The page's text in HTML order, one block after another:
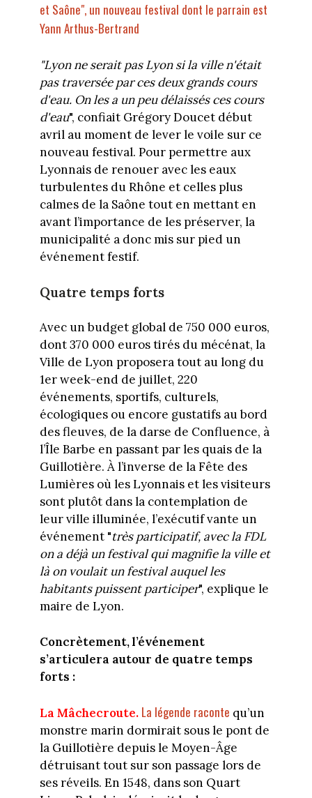
et Saône", un nouveau festival dont le parrain est
Yann Arthus-Bertrand
"Lyon ne serait pas Lyon si la ville n'était
pas traversée par ces deux grands cours
d'eau. On les a un peu délaissés ces cours
d'eau", confiait Grégory Doucet début
avril au moment de lever le voile sur ce
nouveau festival. Pour permettre aux
Lyonnais de renouer avec les eaux
turbulentes du Rhône et celles plus
calmes de la Saône tout en mettant en
avant l’importance de les préserver, la
municipalité a donc mis sur pied un
événement festif.
Quatre temps forts
Avec un budget global de 750 000 euros,
dont 370 000 euros tirés du mécénat, la
Ville de Lyon proposera tout au long du
1er week-end de juillet, 220
événements, sportifs, culturels,
écologiques ou encore gustatifs au bord
des fleuves, de la darse de Confluence, à
l’Île Barbe en passant par les quais de la
Guillotière. À l’inverse de la Fête des
Lumières où les Lyonnais et les visiteurs
sont plutôt dans la contemplation de
leur ville illuminée, l’exécutif vante un
événement "très participatif, avec la FDL
on a déjà un festival qui magnifie la ville et
là on voulait un festival auquel les
habitants puissent participer", explique le
maire de Lyon.
Concrètement, l’événement
s’articulera autour de quatre temps
forts :
La Mâchecroute. La légende raconte qu’un
monstre marin dormirait sous le pont de
la Guillotière depuis le Moyen-Âge
détruisant tout sur son passage lors de
ses réveils. En 1548, dans son Quart